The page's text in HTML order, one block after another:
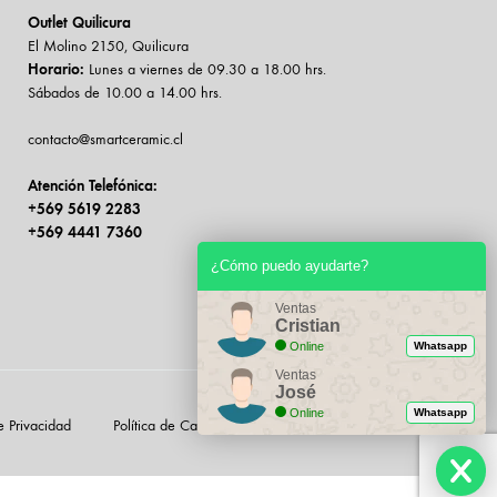
Outlet Quilicura
El Molino 2150, Quilicura
Horario: Lunes a viernes de 09.30 a 18.00 hrs.
Sábados de 10.00 a 14.00 hrs.
contacto@smartceramic.cl
Atención Telefónica:
+569 5619 2283
+569 4441 7360
Privacidad Política de Cambios & Devoluciones Contacto
¿Cómo puedo ayudarte?
Ventas
Cristian
Online Whatsapp
Ventas
José
Online Whatsapp